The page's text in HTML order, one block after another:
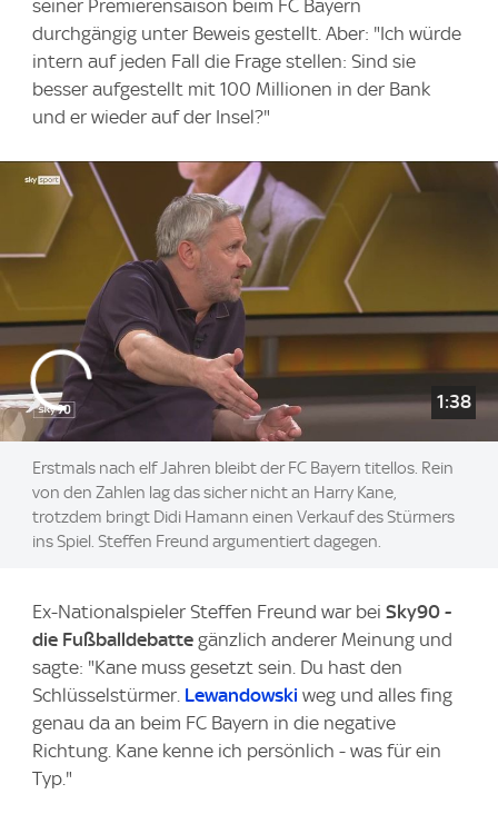
seiner Premierensaison beim FC Bayern
durchgängig unter Beweis gestellt. Aber: "Ich würde
intern auf jeden Fall die Frage stellen: Sind sie
besser aufgestellt mit 100 Millionen in der Bank
und er wieder auf der Insel?"
1:38
Erstmals nach elf Jahren bleibt der FC Bayern titellos. Rein
von den Zahlen lag das sicher nicht an Harry Kane,
trotzdem bringt Didi Hamann einen Verkauf des Stürmers
ins Spiel. Steffen Freund argumentiert dagegen.
Ex-Nationalspieler Steffen Freund war bei Sky90 -
die Fußballdebatte gänzlich anderer Meinung und
sagte: "Kane muss gesetzt sein. Du hast den
Schlüsselstürmer. Lewandowski weg und alles fing
genau da an beim FC Bayern in die negative
Richtung. Kane kenne ich persönlich - was für ein
Typ."